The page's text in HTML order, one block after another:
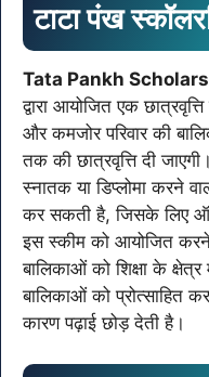
टाटा पंख
Tata Pankh
द्वारा आयोजित एक
और कमजोर परिवार की
तक की छात्रवृत्ति दी
स्नातक या डिप्लोमा करने
कर सकती है, जिसके लिए
इस स्कीम को आयोजित करने
बालिकाओं को शिक्षा के
बालिकाओं को प्रोत्साहित
कारण पढ़ाई छोड़ देती है।